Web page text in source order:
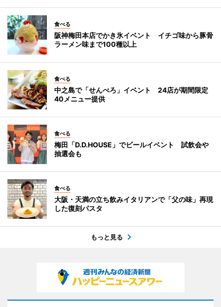
食べる
阪神梅田本店でかき氷イベント イチゴ味から豚骨
ラーメン味まで100種以上
食べる
中之島で「せんべろ」イベント 24店が期間限定
40メニュー提供
食べる
梅田「D.D.HOUSE」でビールイベント 試飲会や
抽選会も
食べる
大阪・天満の立ち飲みイタリアンで「父の味」再現
した復刻パスタ
もっと見る